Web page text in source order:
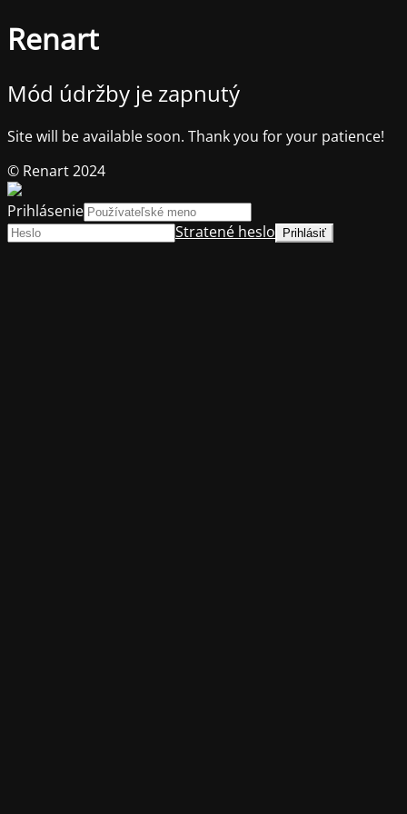
Renart
Mód údržby je zapnutý
Site will be available soon. Thank you for your patience!
© Renart 2024
Prihlásenie
Stratené heslo